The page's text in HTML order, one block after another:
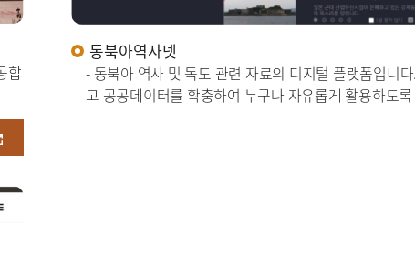
합
동북아역사넷
- 동북아 역사 및 독도 관련 자료의 디지털 플랫폼입니
고 공공데이터를 확충하여 누구나 자유롭게 활용하도